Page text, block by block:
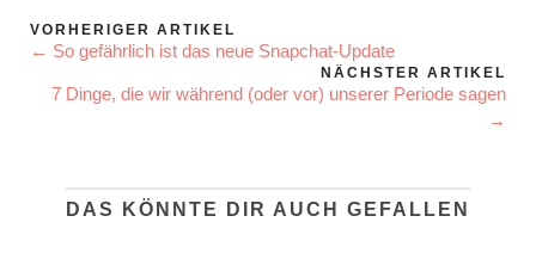
VORHERIGER ARTIKEL
← So gefährlich ist das neue Snapchat-Update
NÄCHSTER ARTIKEL
7 Dinge, die wir während (oder vor) unserer Periode sagen
→
DAS KÖNNTE DIR AUCH GEFALLEN